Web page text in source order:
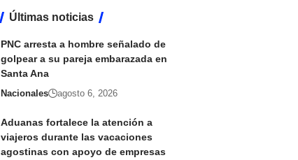
Últimas noticias
PNC arresta a hombre señalado de
golpear a su pareja embarazada en
Santa Ana
Nacionales agosto 6, 2026
Aduanas fortalece la atención a
viajeros durante las vacaciones
agostinas con apoyo de empresas